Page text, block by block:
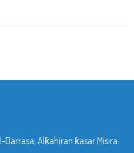
Alƙahiran ƙasar Misira.